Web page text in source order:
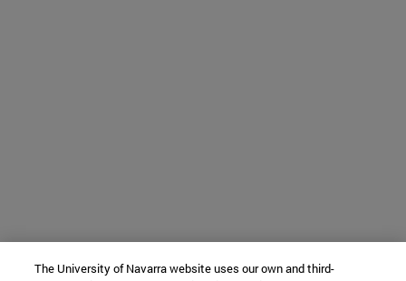
The University of Navarra website uses our own and third-